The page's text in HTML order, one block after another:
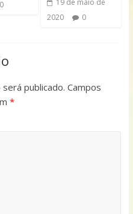
0
2020
0
publicado. Campos
*